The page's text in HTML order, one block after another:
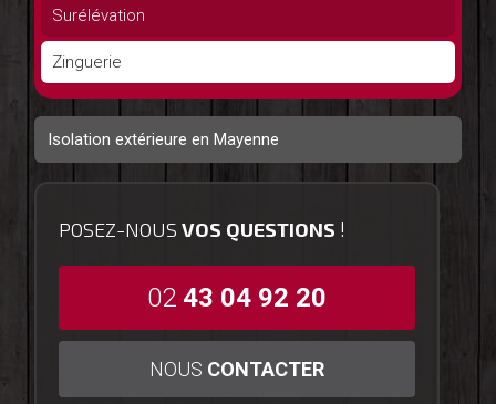
Surélévation
Zinguerie
Isolation extérieure en Mayenne
POSEZ-NOUSVOS QUESTIONS !
02 43 04 92 20
NOUS CONTACTER